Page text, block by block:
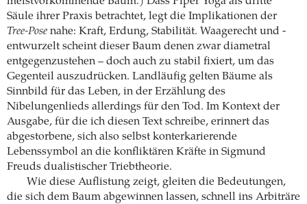
Säule ihrer Praxis betrachtet, legt die Implikationen der
Tree-Pose nahe: Kraft, Erdung, Stabilität. Waagerecht und ­
entwurzelt scheint dieser Baum denen zwar diametral
entgegenzustehen – doch auch zu stabil fixiert, um das
Gegenteil auszudrücken. Landläufig gelten Bäume als
Sinnbild für das Leben, in der Erzählung des
Nibelungenlieds allerdings für den Tod. Im Kontext der
Ausgabe, für die ich diesen Text schreibe, erinnert das
abgestorbene, sich also selbst konterkarierende
Lebenssymbol an die konfliktären Kräfte in Sigmund
Freuds dualis­tischer Triebtheorie.
Wie diese Auflistung zeigt, gleiten die Bedeutungen,
die sich dem Baum abgewinnen lassen, schnell ins Arbiträre